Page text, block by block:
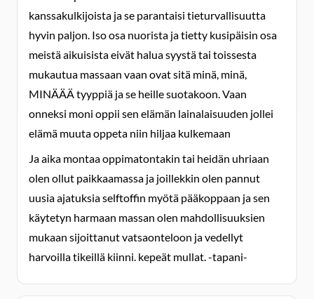
kanssakulkijoista ja se parantaisi tieturvallisuutta
hyvin paljon. Iso osa nuorista ja tietty kusipäisin osa
meistä aikuisista eivät halua syystä tai toissesta
mukautua massaan vaan ovat sitä minä, minä,
MINÄÄÄ tyyppiä ja se heille suotakoon. Vaan
onneksi moni oppii sen elämän lainalaisuuden jollei
elämä muuta oppeta niin hiljaa kulkemaan
Ja aika montaa oppimatontakin tai heidän uhriaan
olen ollut paikkaamassa ja joillekkin olen pannut
uusia ajatuksia selftoffin myötä pääkoppaan ja sen
käytetyn harmaan massan olen mahdollisuuksien
mukaan sijoittanut vatsaonteloon ja vedellyt
harvoilla tikeillä kiinni. kepeät mullat. -tapani-